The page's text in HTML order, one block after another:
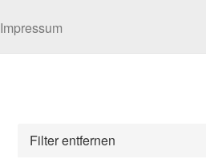
Impressum
Filter entfernen